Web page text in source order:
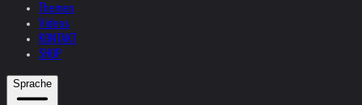
Themen
Videos
KONTAKT
SHOP
Sprache